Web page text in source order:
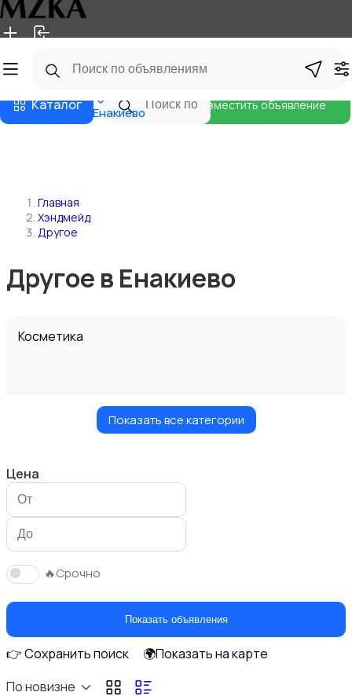
Главная Магазины
Каталог Енакиево
Разместить объявление
Главная
Хэндмейд
Другое
Другое в Енакиево
Косметика
Куклы и игрушки
Оформление интерьера
Показать все категории
Цена
🔥Срочно
Показать объявления
👉 Сохранить поиск
🌍Показать на карте
По новизне